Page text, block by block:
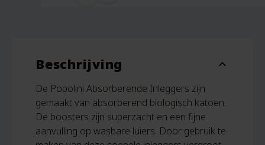
Beschrijving expand_more
De Popolini Absorberende Inleggers zijn
gemaakt van absorberend biologisch katoen.
De boosters zijn superzacht en een fijne
aanvulling op wasbare luiers. Door gebruik te